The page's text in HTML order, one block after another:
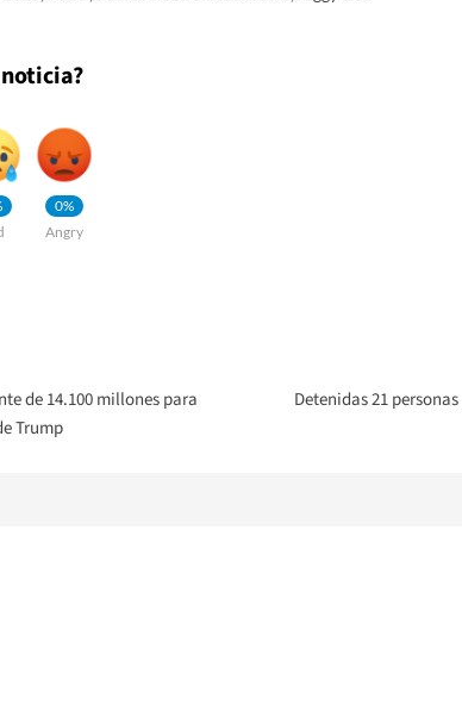
0%
Angry
de 14.100 millones para
Trump
Detenidas 21